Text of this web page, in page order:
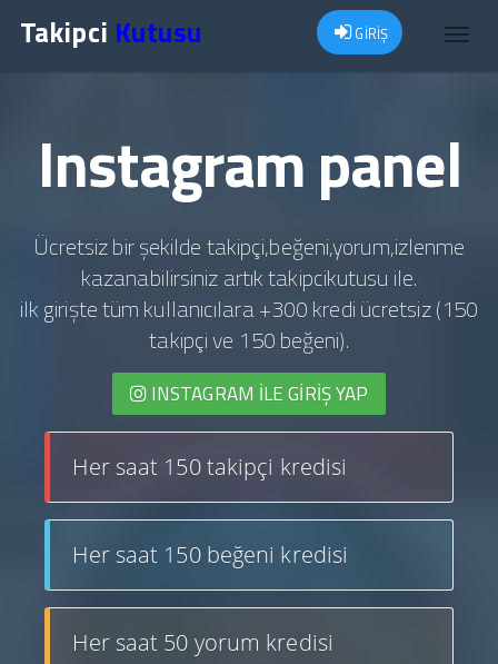
Takipci Kutusu GİRİŞ
Instagram panel
Ücretsiz bir şekilde takipçi,beğeni,yorum,izlenme
kazanabilirsiniz artık takipcikutusu ile.
ilk girişte tüm kullanıcılara +300 kredi ücretsiz (150
takipçi ve 150 beğeni).
INSTAGRAM İLE GIRIŞ YAP
Her saat 150 takipçi kredisi
Her saat 150 beğeni kredisi
Her saat 50 yorum kredisi